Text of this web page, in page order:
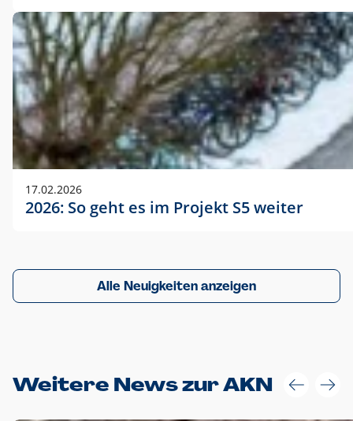
17.02.2026
2026: So geht es im Projekt S5 weiter
Alle Neuigkeiten anzeigen
Weitere News zur AKN